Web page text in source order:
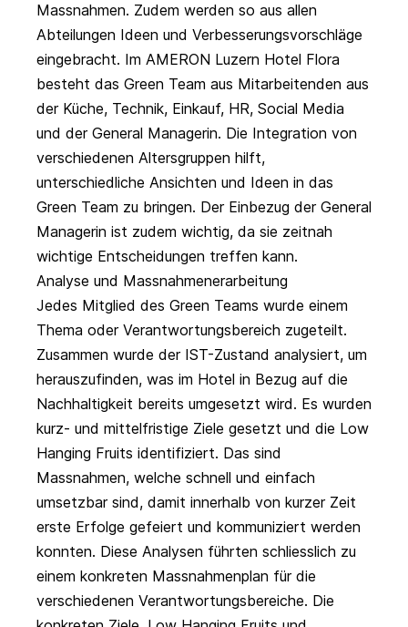
Massnahmen. Zudem werden so aus allen
Abteilungen Ideen und Verbesserungsvorschläge
eingebracht. Im AMERON Luzern Hotel Flora
besteht das Green Team aus Mitarbeitenden aus
der Küche, Technik, Einkauf, HR, Social Media
und der General Managerin. Die Integration von
verschiedenen Altersgruppen hilft,
unterschiedliche Ansichten und Ideen in das
Green Team zu bringen. Der Einbezug der General
Managerin ist zudem wichtig, da sie zeitnah
wichtige Entscheidungen treffen kann.
Analyse und Massnahmenerarbeitung
Jedes Mitglied des Green Teams wurde einem
Thema oder Verantwortungsbereich zugeteilt.
Zusammen wurde der IST-Zustand analysiert, um
herauszufinden, was im Hotel in Bezug auf die
Nachhaltigkeit bereits umgesetzt wird. Es wurden
kurz- und mittelfristige Ziele gesetzt und die Low
Hanging Fruits identifiziert. Das sind
Massnahmen, welche schnell und einfach
umsetzbar sind, damit innerhalb von kurzer Zeit
erste Erfolge gefeiert und kommuniziert werden
konnten. Diese Analysen führten schliesslich zu
einem konkreten Massnahmenplan für die
verschiedenen Verantwortungsbereiche. Die